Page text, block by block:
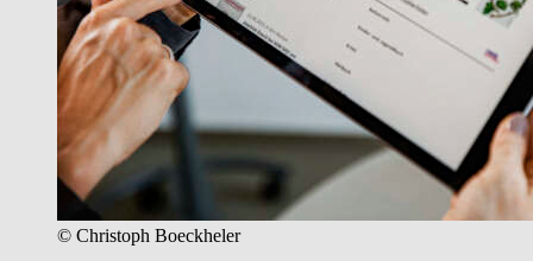
© Christoph Boeckheler